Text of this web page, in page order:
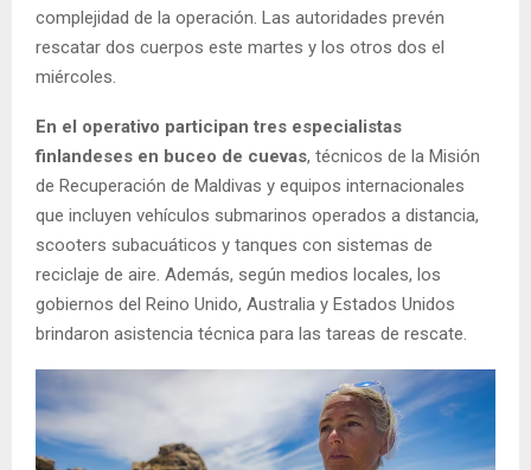
complejidad de la operación. Las autoridades prevén
rescatar dos cuerpos este martes y los otros dos el
miércoles.
En el operativo participan tres especialistas
finlandeses en buceo de cuevas, técnicos de la Misión
de Recuperación de Maldivas y equipos internacionales
que incluyen vehículos submarinos operados a distancia,
scooters subacuáticos y tanques con sistemas de
reciclaje de aire. Además, según medios locales, los
gobiernos del Reino Unido, Australia y Estados Unidos
brindaron asistencia técnica para las tareas de rescate.